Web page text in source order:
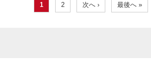
1 2 次へ › 最後へ »